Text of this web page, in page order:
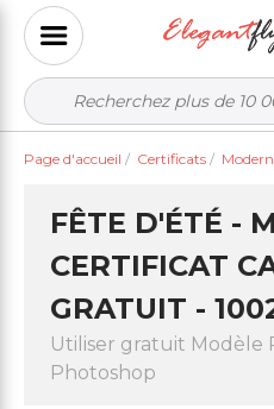
Page d'accueil / Certificats /
FÊTE D'ÉTÉ -
CERTIFICAT
GRATUIT -
Utiliser gratuit Modèle
Photoshop